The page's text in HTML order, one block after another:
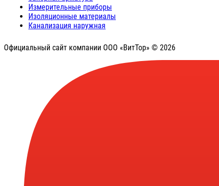
Измерительные приборы
Изоляционные материалы
Канализация наружная
Официальный сайт компании ООО «ВитТор» © 2026